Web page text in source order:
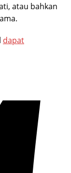
atau bahkan
dapat